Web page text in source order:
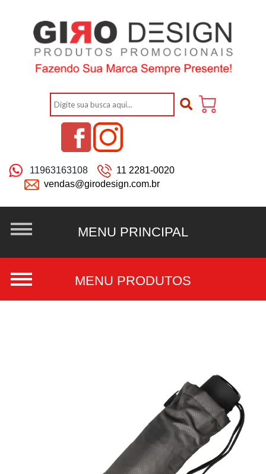
11963163108
11 2281-0020
vendas@girodesign.com.br